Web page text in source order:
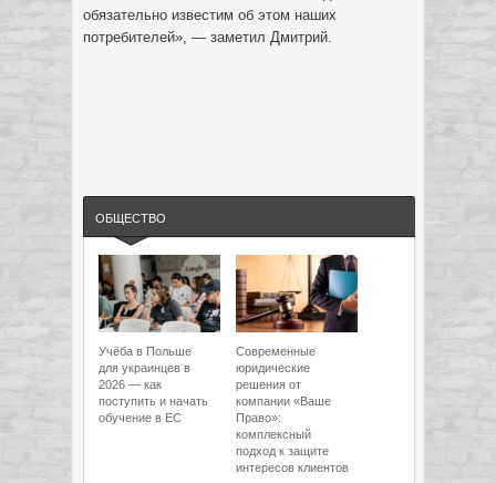
обязательно известим об этом наших
потребителей», — заметил Дмитрий.
ОБЩЕСТВО
Учёба в Польше
для украинцев в
2026 — как
поступить и начать
обучение в ЕС
Современные
юридические
решения от
компании «Ваше
Право»:
комплексный
подход к защите
интересов клиентов